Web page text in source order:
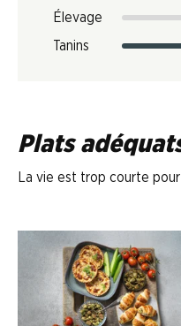
Élevage
Tanins
Plats
La vie est trop courte